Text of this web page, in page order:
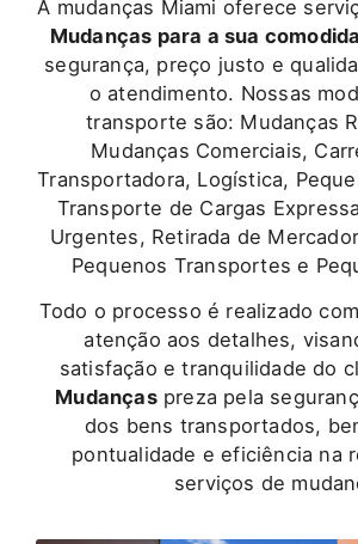
A mudanças Miami oferece
Mudanças para a sua
segurança, preço justo e
o atendimento. Nossas
transporte são: Mudanças
Mudanças Comerciais,
Transportadora, Logística,
Transporte de Cargas
Urgentes, Retirada de
Pequenos Transportes e
Todo o processo é realizado
atenção aos detalhes,
satisfação e tranquilidade do
Mudançaspreza pela
dos bens transportados,
pontualidade e eficiência na
serviços de